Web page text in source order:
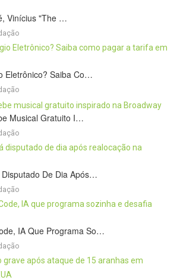
Vinícius "The …
Eletrônico? Saiba Co…
Musical Gratuito I…
De Dia Após…
IA Que Programa So…